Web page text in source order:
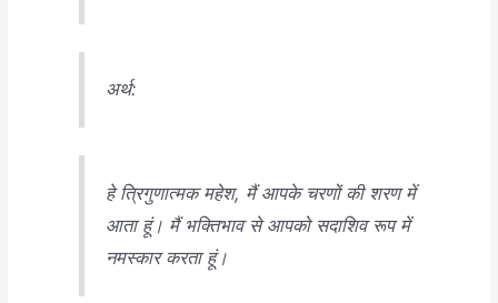
अर्थ:
हे त्रिगुणात्मक महेश, मैं आपके चरणों की शरण में
आता हूं। मैं भक्तिभाव से आपको सदाशिव रूप में
नमस्कार करता हूं।